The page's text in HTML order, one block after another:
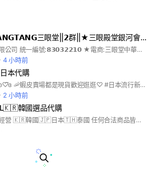
𝗦𝗔𝗡𝗬𝗔𝗡𝗚𝗧𝗔𝗡𝗚三眼堂||𝟮群||★三眼殿堂銀河會員
三眼堂有限公司 統一編號:𝟴𝟯𝟬𝟯𝟮𝟮𝟭𝟬 ★電商:三眼堂中華工作室【公司倉庫】 ★門市:三眼堂中原販売店【營業店面】 最最最喜番三眼怪的你你你加入 上架新品預告! | 限定商品預購! | 到貨開箱𝗦𝗵𝗮𝗿𝗲! | ✱三眼堂系列商品販售活動討論.
4 小時前
本代購
日本代購ʚ♡⃛ɞ 🦐蝦皮賣場都是現貨歡迎逛逛♡ #日本流行新品#三麗鷗#東京迪士尼#迪士尼商店
2 小時前
韓國選品代購
我們主要經營 🇰🇷韓國🇯🇵日本🇹🇭泰國 任何合法商品皆可代購 ☑️台中實體店面 ☑️100%保證正品 ☑️合法經營、開立發票 ☑️貨到付款/ LINEPAY #韓國代購 #日本代購 #家居用品 #明星周邊 #韓國棉被